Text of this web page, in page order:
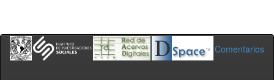
Comentarios